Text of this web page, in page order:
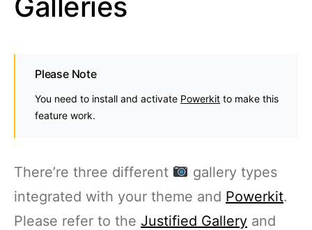
Please Note
You need to install and activate Powerkit to make this
feature work.
There’re three different
gallery types
integrated with your theme and Powerkit.
Please refer to the Justified Gallery and